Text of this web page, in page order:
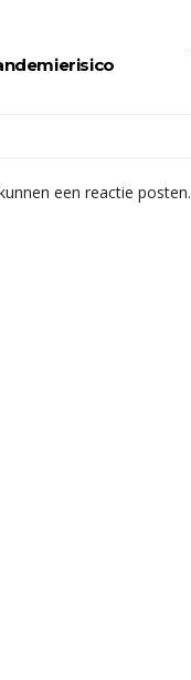
een reactie posten.